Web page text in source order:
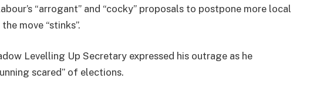
“arrogant” and “cocky” proposals to postpone more local
move “stinks”.
Levelling Up Secretary expressed his outrage as he
scared” of elections.